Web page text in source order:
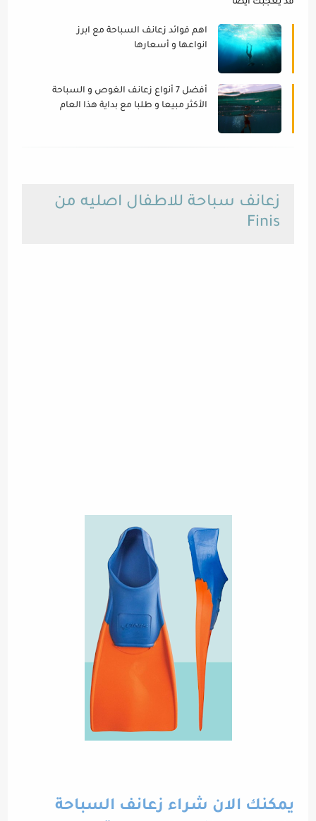
قد يعجبك ايضا
اهم فوائد زعانف السباحة مع ابرز
انواعها و أسعارها
أفضل 7 أنواع زعانف الغوص و السباحة
الأكثر مبيعا و طلبا مع بداية هذا العام
زعانف سباحة للاطفال اصليه من
Finis
يمكنك الان شراء زعانف السباحة